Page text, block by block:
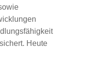
Heute